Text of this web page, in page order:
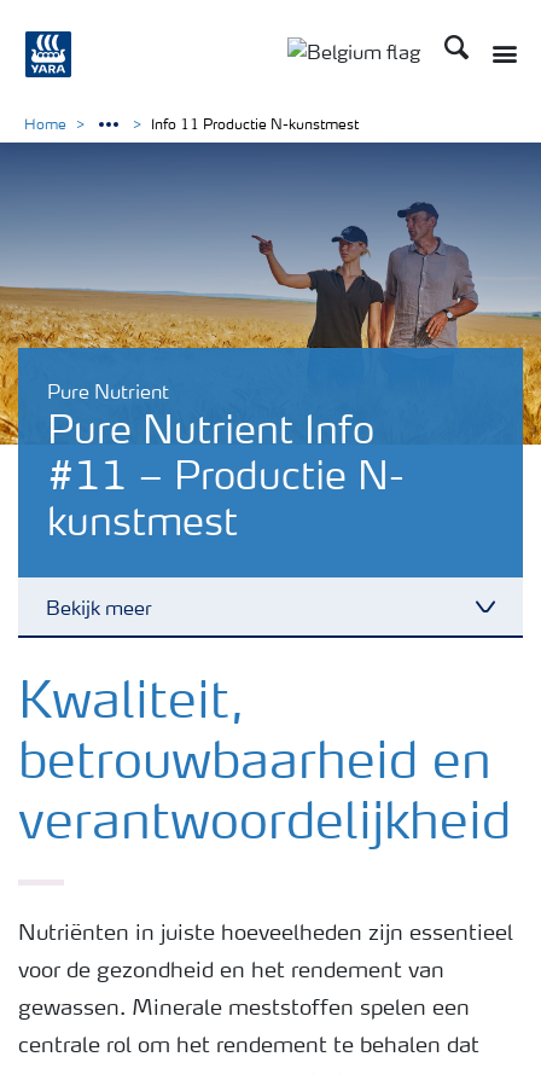
Zoek op
Pure Nutrient
Pure Nutrient Info
#11 – Productie N-
kunstmest
Bekijk meer
Nieuwsbrieven
Gewassen
Meststoffen
Home Info 11 Productie N-kunstmest
Kwaliteit,
betrouwbaarheid en
verantwoordelijkheid
Nutriënten in juiste hoeveelheden zijn essentieel
voor de gezondheid en het rendement van
gewassen. Minerale meststoffen spelen een
centrale rol om het rendement te behalen dat